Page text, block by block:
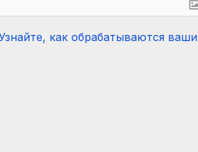
как обрабатываются ваши